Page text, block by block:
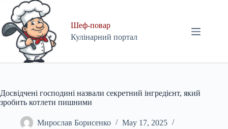
content
Шеф-повар
Кулінарний портал
Досвідчені господині назвали секретний інгредієнт, який
зробить котлети пишними
Мирослав Борисенко
May 17, 2025